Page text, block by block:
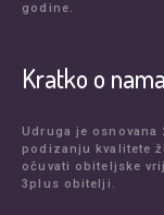
godine.
Kratko o nama
Udruga je
podizanju kvalitete
očuvati obiteljske
3plus obitelji.